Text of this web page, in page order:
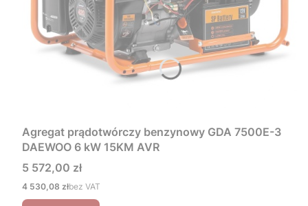
Agregat prądotwórczy benzynowy GDA 7500E-3
DAEWOO 6 kW 15KM AVR
Cena
5 572,00 zł
Cena
4 530,08 złbez VAT